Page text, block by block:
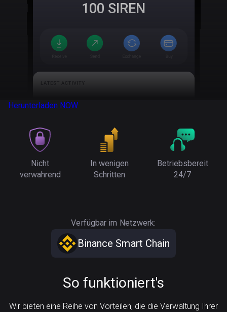
100 SIREN
Herunterladen NOW
Nicht
verwahrend
In wenigen
Schritten
Betriebsbereit
24/7
Verfügbar im Netzwerk:
Binance Smart Chain
So funktioniert's
Wir bieten eine Reihe von Vorteilen, die die Verwaltung Ihrer